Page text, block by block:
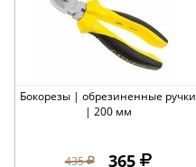
Бокорезы | обрезиненные ручки
| 200 мм
435 365